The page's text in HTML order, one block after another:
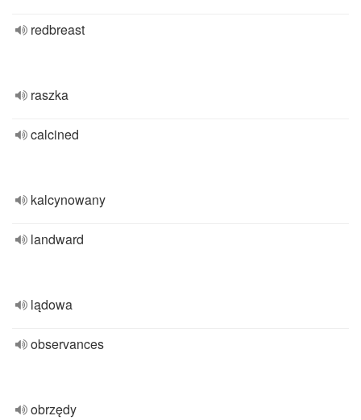
redbreast
raszka
calcined
kalcynowany
landward
lądowa
observances
obrzędy